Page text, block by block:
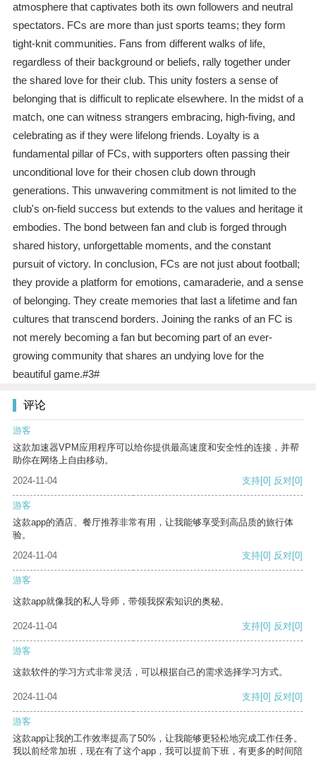
atmosphere that captivates both its own followers and neutral
spectators. FCs are more than just sports teams; they form
tight-knit communities. Fans from different walks of life,
regardless of their background or beliefs, rally together under
the shared love for their club. This unity fosters a sense of
belonging that is difficult to replicate elsewhere. In the midst of a
match, one can witness strangers embracing, high-fiving, and
celebrating as if they were lifelong friends. Loyalty is a
fundamental pillar of FCs, with supporters often passing their
unconditional love for their chosen club down through
generations. This unwavering commitment is not limited to the
club's on-field success but extends to the values and heritage it
embodies. The bond between fan and club is forged through
shared history, unforgettable moments, and the constant
pursuit of victory. In conclusion, FCs are not just about football;
they provide a platform for emotions, camaraderie, and a sense
of belonging. They create memories that last a lifetime and fan
cultures that transcend borders. Joining the ranks of an FC is
not merely becoming a fan but becoming part of an ever-
growing community that shares an undying love for the
beautiful game.#3#
评论
游客
这款加速器VPM应用程序可以给你提供最高速度和安全性的连接，并帮
助你在网络上自由移动。
2024-11-04
支持[0] 反对[0]
游客
这款app的酒店、餐厅推荐非常有用，让我能够享受到高品质的旅行体
验。
2024-11-04
支持[0] 反对[0]
游客
这款app就像我的私人导师，带领我探索知识的奥秘。
2024-11-04 支持[0] 反对[0]
游客
这款软件的学习方式非常灵活，可以根据自己的需求选择学习方式。
2024-11-04 支持[0] 反对[0]
游客
这款app让我的工作效率提高了50%，让我能够更轻松地完成工作任务。
我以前经常加班，现在有了这个app，我可以提前下班，有更多的时间陪